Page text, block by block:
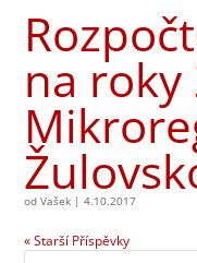
na roky
odVašek |4.10.2017
« Starší Příspěvky